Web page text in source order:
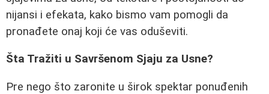
nijansi i efekata, kako bismo vam pomogli da
pronađete onaj koji će vas oduševiti.
Šta Tražiti u Savršenom Sjaju za Usne?
Pre nego što zaronite u širok spektar ponuđenih